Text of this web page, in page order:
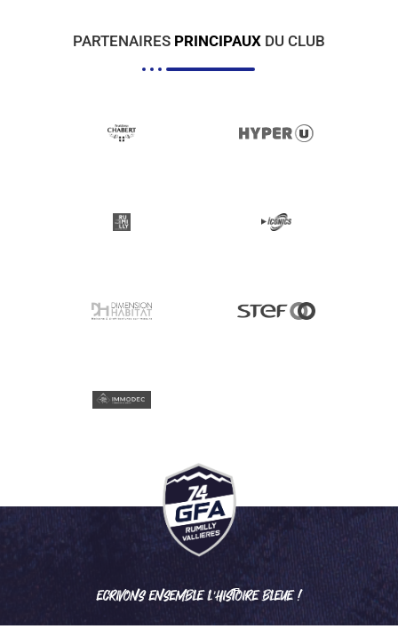
PARTENAIRES PRINCIPAUX DU CLUB
ECRIVONS ENSEMBLE L'HISTOIRE BLEUE !